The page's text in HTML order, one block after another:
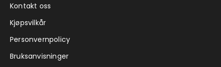
Kontakt oss
Kjøpsvilkår
Personvernpolicy
Bruksanvisninger